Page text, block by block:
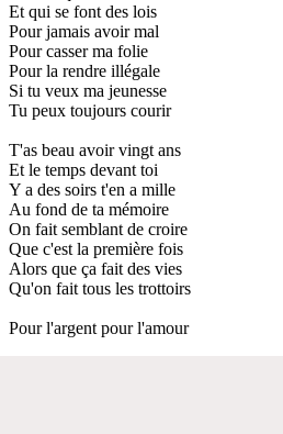
Et qui se font des lois
Pour jamais avoir mal
Pour casser ma folie
Pour la rendre illégale
Si tu veux ma jeunesse
Tu peux toujours courir
T'as beau avoir vingt ans
Et le temps devant toi
Y a des soirs t'en a mille
Au fond de ta mémoire
On fait semblant de croire
Que c'est la première fois
Alors que ça fait des vies
Qu'on fait tous les trottoirs
Pour l'argent pour l'amour